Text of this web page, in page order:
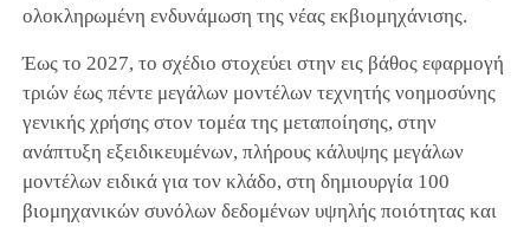
ολοκληρωμένη ενδυνάμωση της νέας εκβιομηχάνισης.
Έως το 2027, το σχέδιο στοχεύει στην εις βάθος εφαρμογή
τριών έως πέντε μεγάλων μοντέλων τεχνητής νοημοσύνης
γενικής χρήσης στον τομέα της μεταποίησης, στην
ανάπτυξη εξειδικευμένων, πλήρους κάλυψης μεγάλων
μοντέλων ειδικά για τον κλάδο, στη δημιουργία 100
βιομηχανικών συνόλων δεδομένων υψηλής ποιότητας και